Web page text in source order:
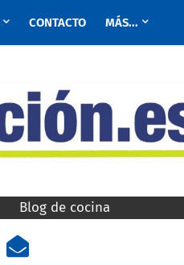
CONTACTO MÁS...
Blog de cocina